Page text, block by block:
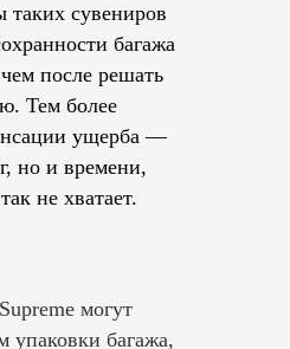
таких сувениров
багажа
после решать
Тем более
ущерба —
но и времени,
не хватает.
могут
упаковки багажа,